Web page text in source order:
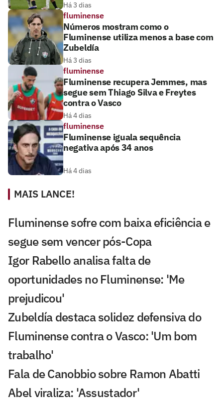
Há 3 dias
fluminense
Números mostram como o
Fluminense utiliza menos a base com
Zubeldía
Há 3 dias
fluminense
Fluminense recupera Jemmes, mas
segue sem Thiago Silva e Freytes
contra o Vasco
Há 4 dias
fluminense
Fluminense iguala sequência
negativa após 34 anos
Há 4 dias
MAIS LANCE!
Fluminense sofre com baixa eficiência e
segue sem vencer pós-Copa
Igor Rabello analisa falta de
oportunidades no Fluminense: 'Me
prejudicou'
Zubeldía destaca solidez defensiva do
Fluminense contra o Vasco: 'Um bom
trabalho'
Fala de Canobbio sobre Ramon Abatti
Abel viraliza: 'Assustador'